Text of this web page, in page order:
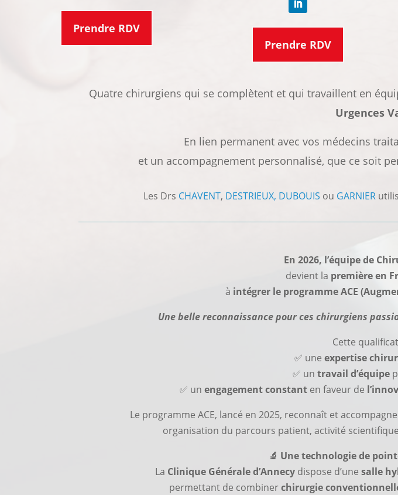
Prendre RDV
Prendre RDV
Quatre chirurgiens qui se complètent et qui travaillent en
Urgences
En lien permanent avec vos médecins
et un accompagnement personnalisé, que ce soit
Les Drs CHAVENT, DESTRIEUX, DUBOUIS ou GARNIER
En 2026, l’équipe de
devient la première en
à intégrer le programme ACE
Une belle reconnaissance pour ces chirurgiens
Cette
✅ une expertise
✅ un travail d’équipe
✅ un engagement constant en faveur de
Le programme ACE, lancé en 2025, reconnaît et
organisation du parcours patient, activité
🔬 Une technologie de
La Clinique Générale d’Annecy dispose d’une salle
permettant de combinerchirurgie